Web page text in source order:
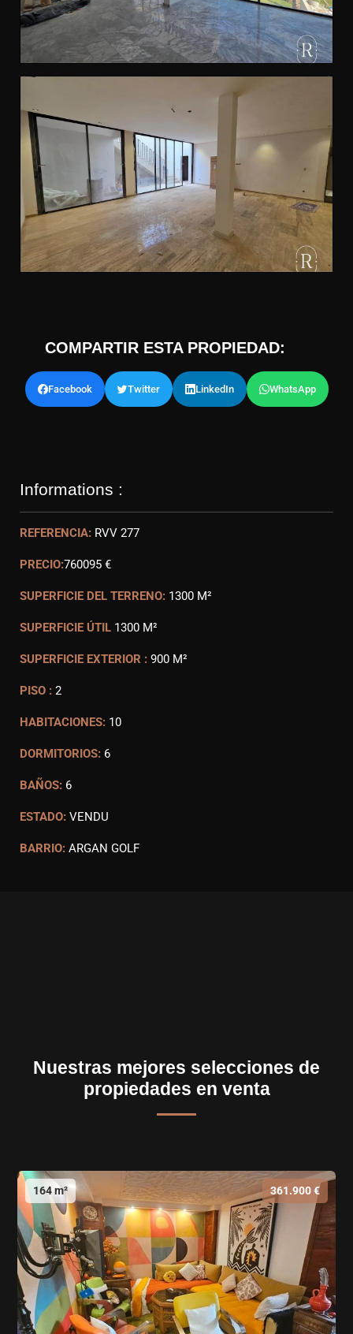
COMPARTIR ESTA PROPIEDAD:
Facebook Twitter LinkedIn WhatsApp
Informations :
REFERENCIA: RVV 277
PRECIO:760095 €
SUPERFICIE DEL TERRENO: 1300 M²
SUPERFICIE ÚTIL 1300 M²
SUPERFICIE EXTERIOR : 900 M²
PISO : 2
HABITACIONES: 10
DORMITORIOS: 6
BAÑOS: 6
ESTADO: VENDU
BARRIO: ARGAN GOLF
Nuestras mejores selecciones de
propiedades en venta
164 m² 361.900 €